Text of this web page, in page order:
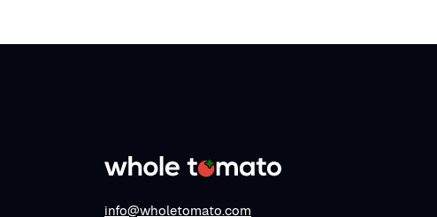
info@wholetomato.com